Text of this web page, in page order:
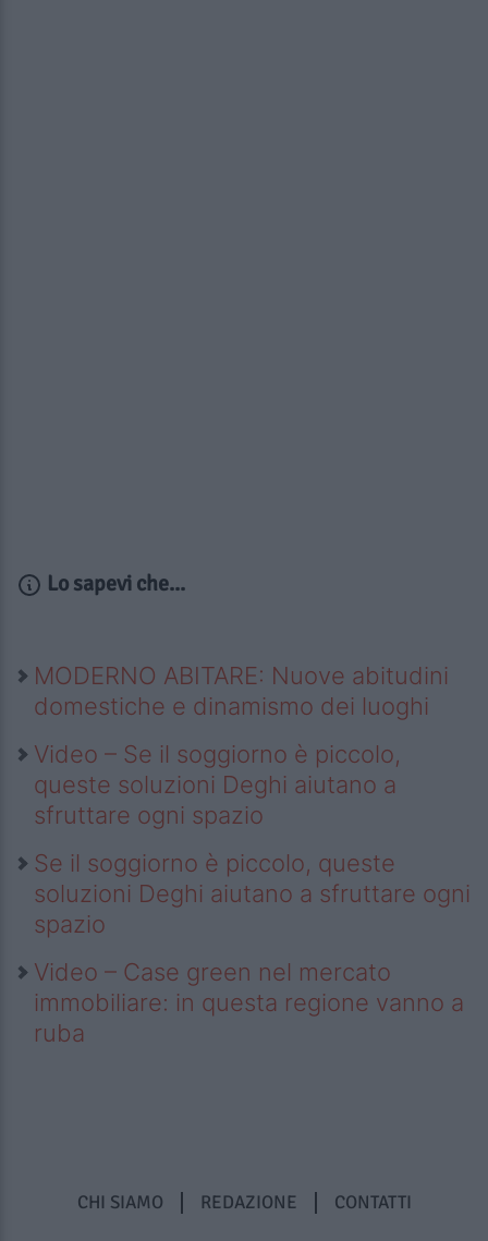
Lo sapevi che...
MODERNO ABITARE: Nuove abitudini
domestiche e dinamismo dei luoghi
Video – Se il soggiorno è piccolo,
queste soluzioni Deghi aiutano a
sfruttare ogni spazio
Se il soggiorno è piccolo, queste
soluzioni Deghi aiutano a sfruttare ogni
spazio
Video – Case green nel mercato
immobiliare: in questa regione vanno a
ruba
CHI SIAMO REDAZIONE CONTATTI